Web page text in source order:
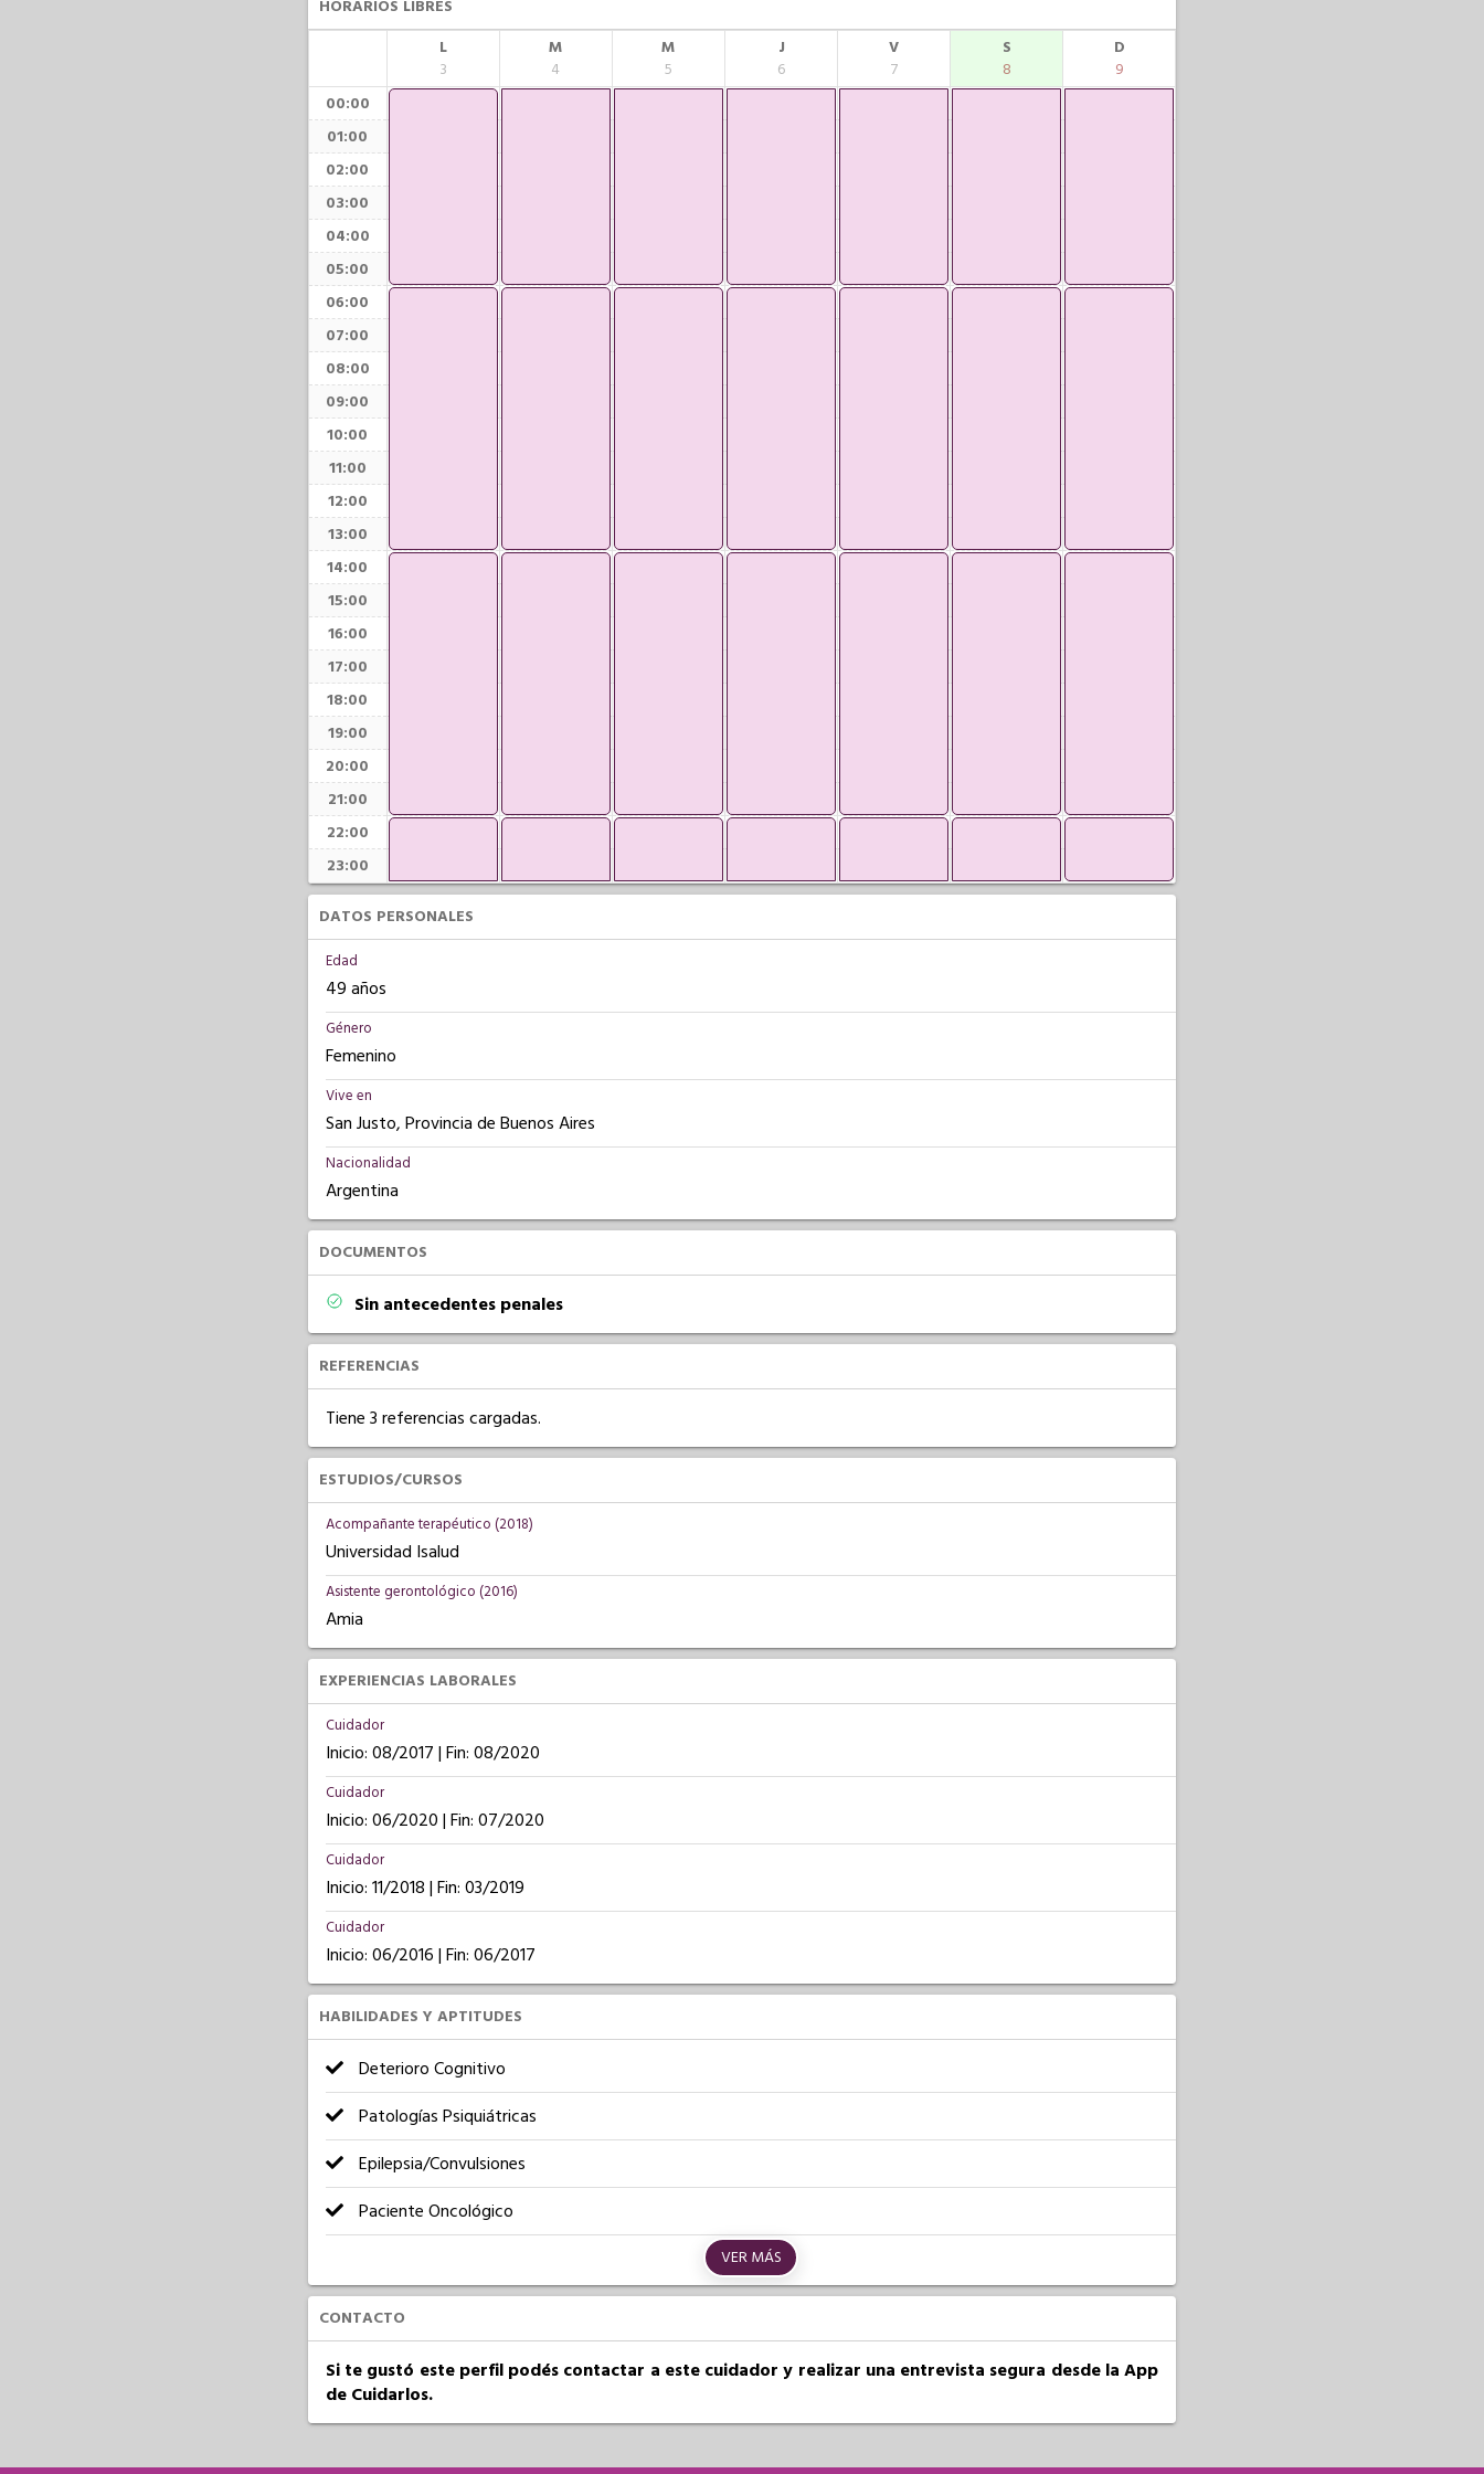
HORARIOS LIBRES
L
3
M
4
M
5
J
6
V
7
S
8
D
9
00:00
01:00
02:00
03:00
04:00
05:00
06:00
07:00
08:00
09:00
10:00
11:00
12:00
13:00
14:00
15:00
16:00
17:00
18:00
19:00
20:00
21:00
22:00
23:00
DATOS PERSONALES
Edad
49 años
Género
Femenino
Vive en
San Justo, Provincia de Buenos Aires
Nacionalidad
Argentina
DOCUMENTOS
Sin antecedentes penales
REFERENCIAS
Tiene 3 referencias cargadas.
ESTUDIOS/CURSOS
Acompañante terapéutico (2018)
Universidad Isalud
Asistente gerontológico (2016)
Amia
EXPERIENCIAS LABORALES
Cuidador
Inicio: 08/2017 | Fin: 08/2020
Cuidador
Inicio: 06/2020 | Fin: 07/2020
Cuidador
Inicio: 11/2018 | Fin: 03/2019
Cuidador
Inicio: 06/2016 | Fin: 06/2017
HABILIDADES Y APTITUDES
Deterioro Cognitivo
Patologías Psiquiátricas
Epilepsia/Convulsiones
Paciente Oncológico
VER MÁS
CONTACTO
Si te gustó este perfil podés contactar a este cuidador y realizar una entrevista segura desde la App
de Cuidarlos.